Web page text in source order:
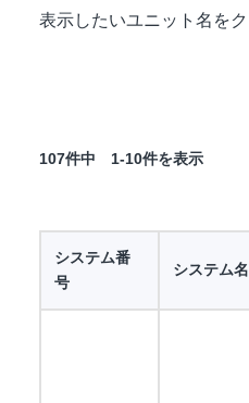
表示したいユニット名を
107件中 1-10件を表示
システム番
号
システム名